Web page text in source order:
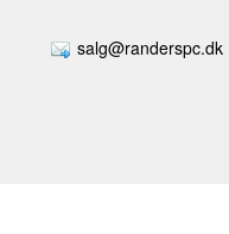
salg@randerspc.dk